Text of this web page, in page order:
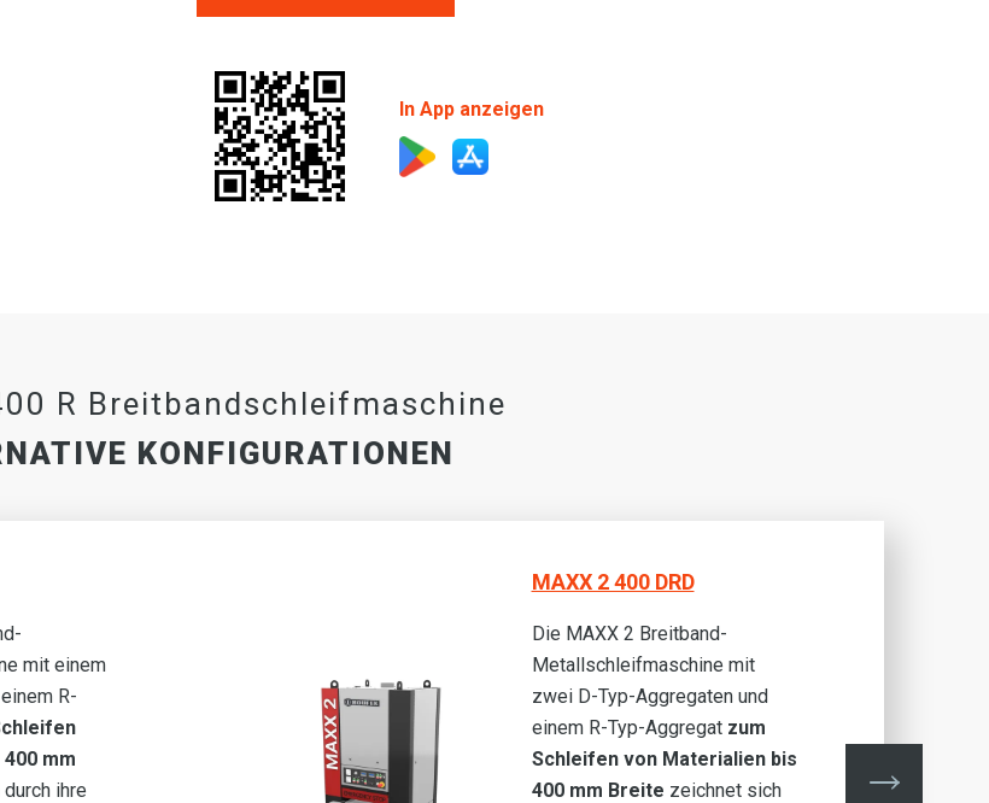
In App anzeigen
R Breitbandschleifmaschine
KONFIGURATIONEN
mit einem
R-
mm
ihre
MAXX 2 400 DRD
Die MAXX 2 Breitband-
Metallschleifmaschine mit
zwei D-Typ-Aggregaten und
einem R-Typ-Aggregat zum
Schleifen von Materialien bis
400 mm Breite zeichnet sich